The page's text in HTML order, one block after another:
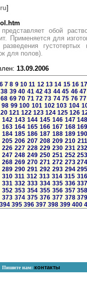
ru]
обой
Применяется для
для полов).
13.09.2006
6 7 8 9 10 11 12 13 14 15 16
38 39 40 41 42 43 44 45 46 47
68 69 70 71 72 73 74 75 76 77
98 99 100 101 102 103 104
121 122 123 124 125 126
142 143 144 145 146 147
163 164 165 166 167 168
184 185 186 187 188 189
205 206 207 208 209 210 211
226 227 228 229 230 231
247 248 249 250 251 252
268 269 270 271 272 273
289 290 291 292 293 294
310 311 312 313 314 315 316
331 332 333 334 335 336
352 353 354 355 356 357
373 374 375 376 377 378
394 395 396 397 398 399 400
Пишите нам: контакты